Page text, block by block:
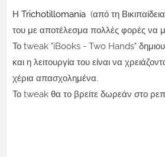
Η Trichotillomania (από τη
του με αποτέλεσμα πολλές φορές να
Το tweak "iBooks - Two Hands"
και η λειτουργία του είναι να
χέρια απασχολημένα.
Το tweak θα το βρείτε δωρεάν στο